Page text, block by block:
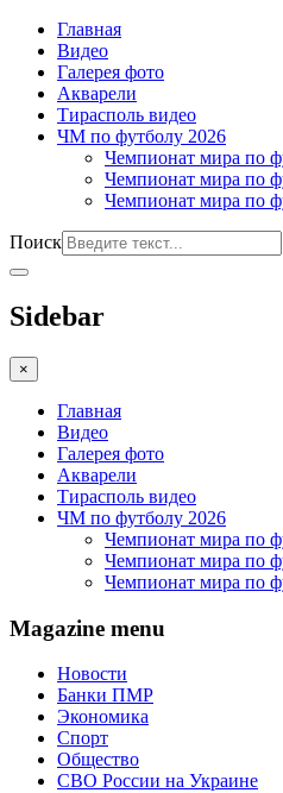
Главная
Видео
Галерея фото
Акварели
Тирасполь видео
ЧМ по футболу 2026
Чемпионат мира по
Чемпионат мира по
Чемпионат мира по
Поиск
Sidebar
×
Главная
Видео
Галерея фото
Акварели
Тирасполь видео
ЧМ по футболу 2026
Чемпионат мира по
Чемпионат мира по
Чемпионат мира по
Magazine menu
Новости
Банки ПМР
Экономика
Спорт
Общество
СВО России на Украине